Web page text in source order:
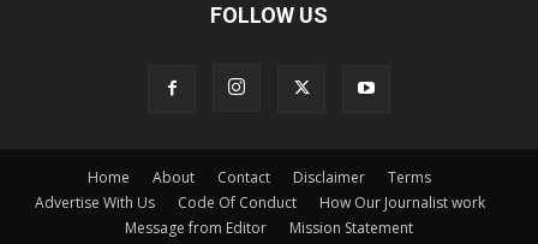
FOLLOW US
Home About Contact Disclaimer
Terms
Advertise With Us
Code Of Conduct
How Our Journalist work
Message from Editor
Mission Statement